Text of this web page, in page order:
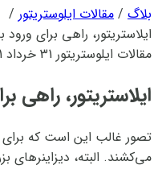
بلاگ / مقالات ایلوستریتور /
ایلاستریتور، راهی برای
مقالات ایلوستریتور 31 خرداد 1401
ایلاستریتور،
تصور غالب این است که
می‌کشند. البته،